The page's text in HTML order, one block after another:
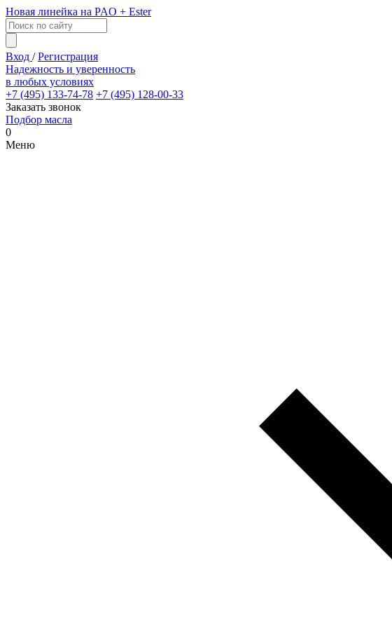
Новая линейка на PAO + Ester
Вход /Регистрация
Надежность и уверенность
в любых условиях
+7 (495) 133-74-78 +7 (495) 128-00-33
Заказать звонок
Подбор масла
0
Меню